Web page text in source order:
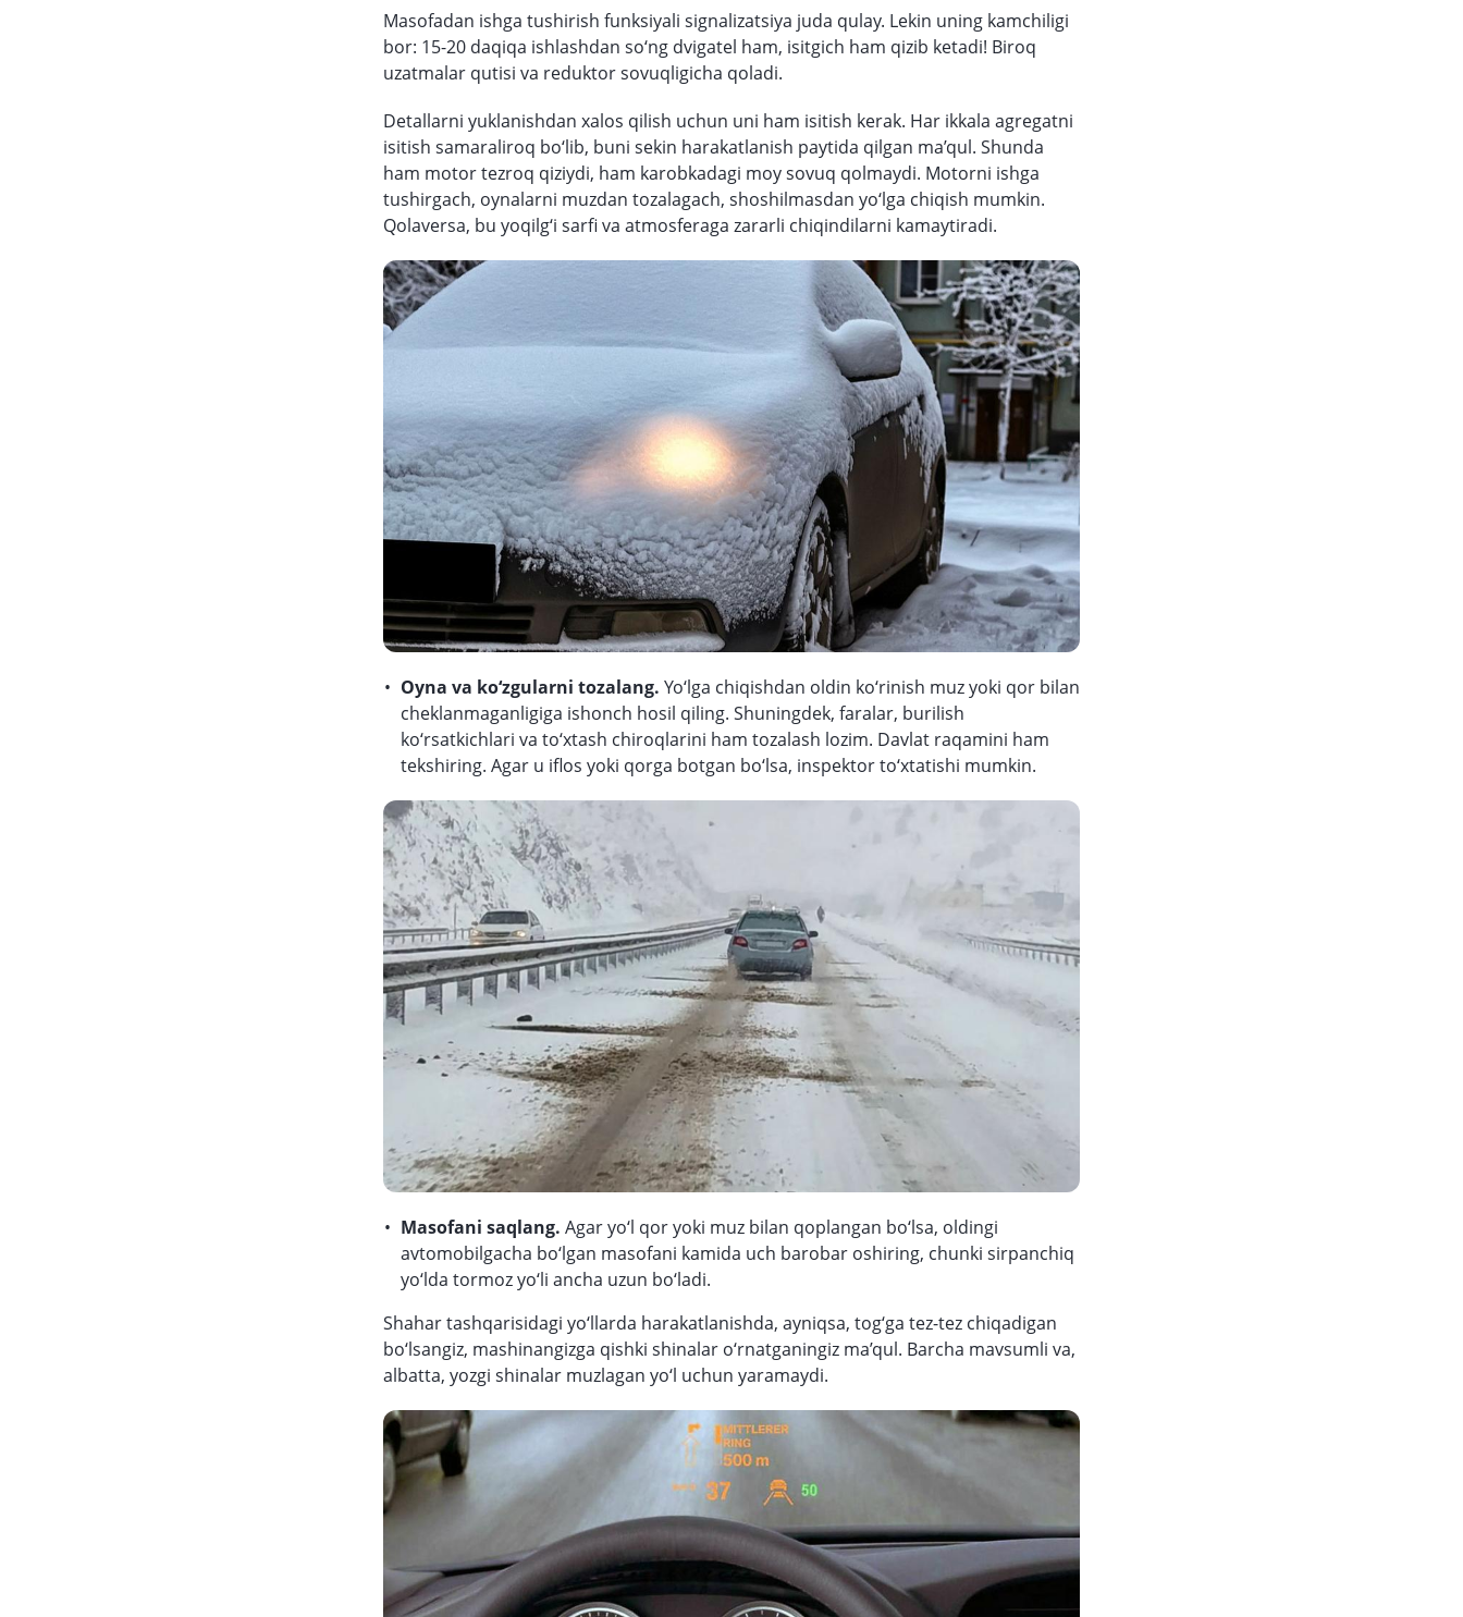
Masofadan ishga tushirish funksiyali signalizatsiya juda qulay. Lekin uning kamchiligi
bor: 15-20 daqiqa ishlashdan so‘ng dvigatel ham, isitgich ham qizib ketadi! Biroq
uzatmalar qutisi va reduktor sovuqligicha qoladi.
Detallarni yuklanishdan xalos qilish uchun uni ham isitish kerak. Har ikkala agregatni
isitish samaraliroq bo‘lib, buni sekin harakatlanish paytida qilgan ma’qul. Shunda
ham motor tezroq qiziydi, ham karobkadagi moy sovuq qolmaydi. Motorni ishga
tushirgach, oynalarni muzdan tozalagach, shoshilmasdan yo‘lga chiqish mumkin.
Qolaversa, bu yoqilg‘i sarfi va atmosferaga zararli chiqindilarni kamaytiradi.
Oyna va ko‘zgularni tozalang. Yo‘lga chiqishdan oldin ko‘rinish muz yoki qor bilan
cheklanmaganligiga ishonch hosil qiling. Shuningdek, faralar, burilish
ko‘rsatkichlari va to‘xtash chiroqlarini ham tozalash lozim. Davlat raqamini ham
tekshiring. Agar u iflos yoki qorga botgan bo‘lsa, inspektor to‘xtatishi mumkin.
Masofani saqlang. Agar yo‘l qor yoki muz bilan qoplangan bo‘lsa, oldingi
avtomobilgacha bo‘lgan masofani kamida uch barobar oshiring, chunki sirpanchiq
yo‘lda tormoz yo‘li ancha uzun bo‘ladi.
Shahar tashqarisidagi yo‘llarda harakatlanishda, ayniqsa, tog‘ga tez-tez chiqadigan
bo‘lsangiz, mashinangizga qishki shinalar o‘rnatganingiz ma’qul. Barcha mavsumli va,
albatta, yozgi shinalar muzlagan yo‘l uchun yaramaydi.